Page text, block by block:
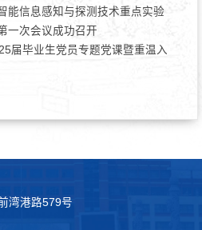
能信息感知与探测技术重点实验
一次会议成功召开
届毕业生党员专题党课暨重温入
湾港路579号